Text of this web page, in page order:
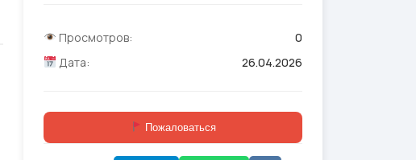
Просмотров:
0
Дата:
26.04.2026
Пожаловаться